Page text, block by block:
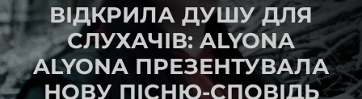
ВІДКРИЛА ДУШУ ДЛЯ
СЛУХАЧІВ: ALYONA
ALYONA ПРЕЗЕНТУВАЛА
НОВУ ПІСНЮ-СПОВІДЬ